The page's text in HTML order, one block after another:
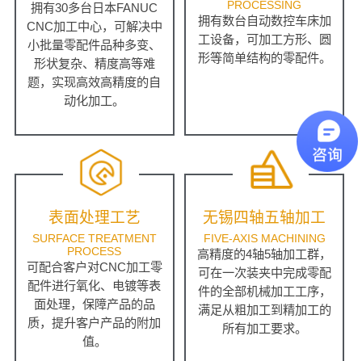
拥有30多台日本FANUC
CNC加工中心，可解决中
小批量零配件品种多变、
形状复杂、精度高等难
题，实现高效高精度的自
动化加工。
PROCESSING
拥有数台自动数控车床加
工设备，可加工方形、圆
形等简单结构的零配件。
表面处理工艺
SURFACE TREATMENT
PROCESS
可配合客户对CNC加工零
配件进行氧化、电镀等表
面处理，保障产品的品
质，提升客户产品的附加
值。
无锡四轴五轴加工
FIVE-AXIS MACHINING
高精度的4轴5轴加工群，
可在一次装夹中完成零配
件的全部机械加工工序，
满足从粗加工到精加工的
所有加工要求。